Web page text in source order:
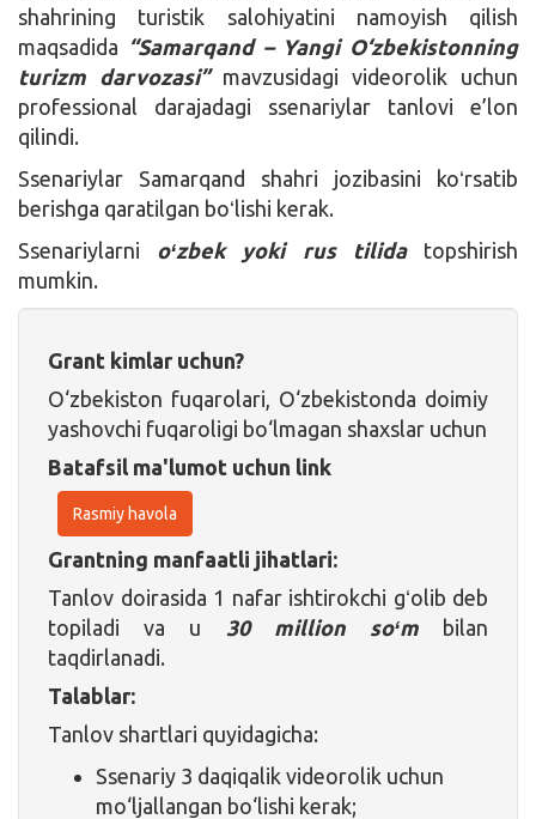
shahrining turistik salohiyatini namoyish qilish
maqsadida “Samarqand – Yangi O‘zbekistonning
turizm darvozasi”mavzusidagi videorolik uchun
professional darajadagi ssenariylar tanlovi e’lon
qilindi.
Ssenariylar Samarqand shahri jozibasini koʻrsatib
berishga qaratilgan boʻlishi kerak.
Ssenariylarni oʻzbek yoki rus tilida
topshirish
mumkin.
Grant kimlar uchun?
O‘zbekiston fuqarolari, O‘zbekistonda doimiy
yashovchi fuqaroligi bo‘lmagan shaxslar uchun
Batafsil ma'lumot uchun link
Rasmiy havola
Grantning manfaatli jihatlari:
Tanlov doirasida 1 nafar ishtirokchi gʻolib deb
topiladi va u 30 million soʻm
bilan
taqdirlanadi.
Talablar:
Tanlov shartlari quyidagicha:
Ssenariy 3 daqiqalik videorolik uchun
mo‘ljallangan bo‘lishi kerak;